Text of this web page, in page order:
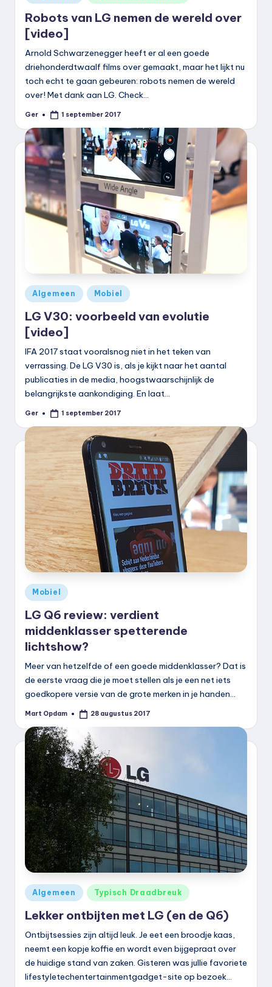
in
Robots van LG nemen de wereld over
[video]
Arnold Schwarzenegger heeft er al een goede
driehonderdtwaalf films over gemaakt, maar het lijkt nu
toch echt te gaan gebeuren: robots nemen de wereld
over! Met dank aan LG. Check…
Geplaatst
Ger 1 september 2017
Geplaatst
in
Algemeen Mobiel
LG V30: voorbeeld van evolutie
[video]
IFA 2017 staat vooralsnog niet in het teken van
verrassing. De LG V30 is, als je kijkt naar het aantal
publicaties in de media, hoogstwaarschijnlijk de
belangrijkste aankondiging. En laat…
Geplaatst
Ger 1 september 2017
Geplaatst
in
Mobiel
LG Q6 review: verdient
middenklasser spetterende
lichtshow?
Meer van hetzelfde of een goede middenklasser? Dat is
de eerste vraag die je moet stellen als je een net iets
goedkopere versie van de grote merken in je handen…
Geplaatst
Mart Opdam 28 augustus 2017
Geplaatst
in
Algemeen Typisch Draadbreuk
Lekker ontbijten met LG (en de Q6)
Ontbijtsessies zijn altijd leuk. Je eet een broodje kaas,
neemt een kopje koffie en wordt even bijgepraat over
de huidige stand van zaken. Gisteren was jullie favoriete
lifestyletechentertainmentgadget-site op bezoek…